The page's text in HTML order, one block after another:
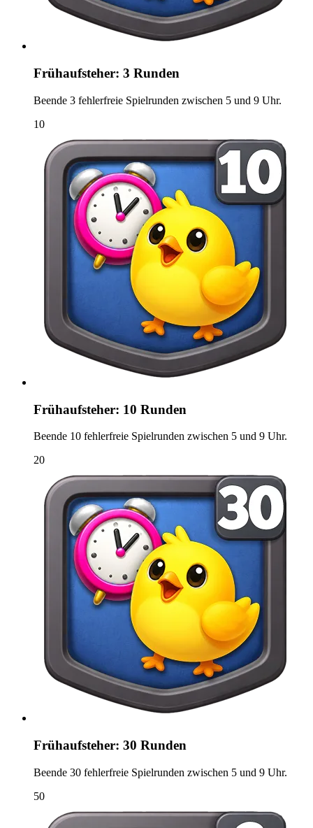
Frühaufsteher: 3 Runden
Beende 3 fehlerfreie Spielrunden zwischen 5 und 9 Uhr.
10
Frühaufsteher: 10 Runden
Beende 10 fehlerfreie Spielrunden zwischen 5 und 9 Uhr.
20
Frühaufsteher: 30 Runden
Beende 30 fehlerfreie Spielrunden zwischen 5 und 9 Uhr.
50